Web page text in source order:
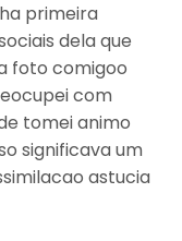
primeira
dela que
foto comigoo
com
tomei animo
significava um
astucia